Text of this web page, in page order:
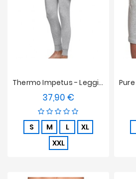
Thermo Impetus - Leggings Grau
37,90 €
S M L
XL
XXL